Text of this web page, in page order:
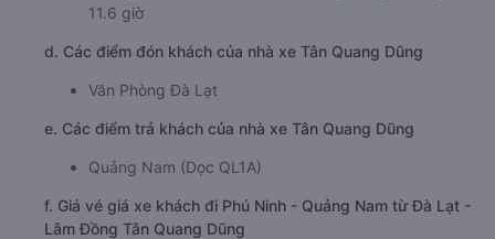
11.6 giờ
d. Các điểm đón khách của nhà xe Tân Quang Dũng
Văn Phòng Đà Lạt
e. Các điểm trả khách của nhà xe Tân Quang Dũng
Quảng Nam (Dọc QL1A)
f. Giá vé giá xe khách đi Phú Ninh - Quảng Nam từ Đà Lạt -
Lâm Đồng Tân Quang Dũng